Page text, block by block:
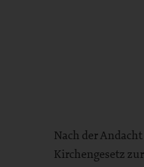
Bereich
Nach der
Kirchengesetz